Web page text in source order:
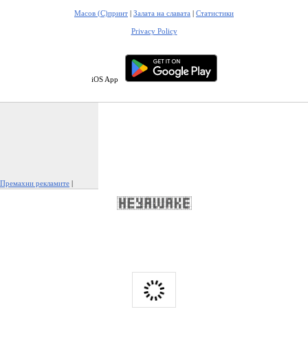
Масов (С)принт | Залата на славата | Статистики
Privacy Policy
iOS App
Премахни рекламите |